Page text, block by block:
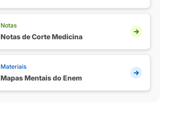
Notas
Notas de Corte Medicina
Materiais
Mapas Mentais do Enem